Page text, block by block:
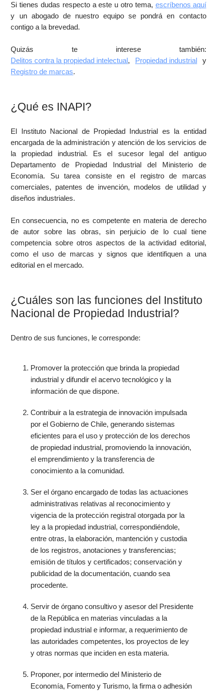
Si tienes dudas respecto a este u otro tema, escríbenos aquí
y un abogado de nuestro equipo se pondrá en contacto
contigo a la brevedad.
Quizás te interese también:
Delitos contra la propiedad intelectual, Propiedad industrialy
Registro de marcas.
¿Qué es INAPI?
El Instituto Nacional de Propiedad Industrial es la entidad
encargada de la administración y atención de los servicios de
la propiedad industrial. Es el sucesor legal del antiguo
Departamento de Propiedad Industrial del Ministerio de
Economía. Su tarea consiste en el registro de marcas
comerciales, patentes de invención, modelos de utilidad y
diseños industriales.
En consecuencia, no es competente en materia de derecho
de autor sobre las obras, sin perjuicio de lo cual tiene
competencia sobre otros aspectos de la actividad editorial,
como el uso de marcas y signos que identifiquen a una
editorial en el mercado.
¿Cuáles son las funciones del Instituto
Nacional de Propiedad Industrial?
Dentro de sus funciones, le corresponde:
Promover la protección que brinda la propiedad
industrial y difundir el acervo tecnológico y la
información de que dispone.
Contribuir a la estrategia de innovación impulsada
por el Gobierno de Chile, generando sistemas
eficientes para el uso y protección de los derechos
de propiedad industrial, promoviendo la innovación,
el emprendimiento y la transferencia de
conocimiento a la comunidad.
Ser el órgano encargado de todas las actuaciones
administrativas relativas al reconocimiento y
vigencia de la protección registral otorgada por la
ley a la propiedad industrial, correspondiéndole,
entre otras, la elaboración, mantención y custodia
de los registros, anotaciones y transferencias;
emisión de títulos y certificados; conservación y
publicidad de la documentación, cuando sea
procedente.
Servir de órgano consultivo y asesor del Presidente
de la República en materias vinculadas a la
propiedad industrial e informar, a requerimiento de
las autoridades competentes, los proyectos de ley
y otras normas que inciden en esta materia.
Proponer, por intermedio del Ministerio de
Economía, Fomento y Turismo, la firma o adhesión